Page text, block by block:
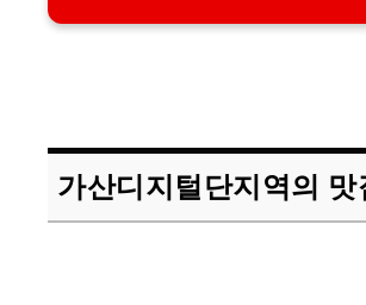
가산디지털단지역의 맛